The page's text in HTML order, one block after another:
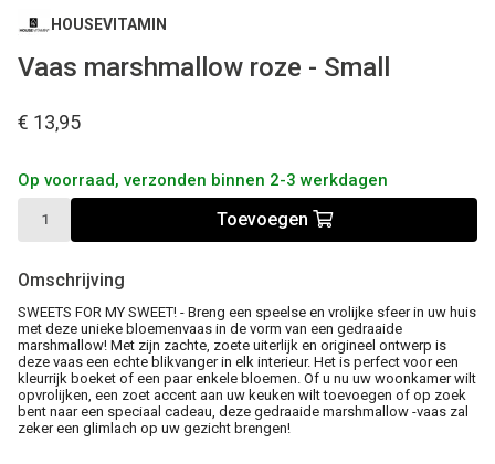
HOUSEVITAMIN
Vaas marshmallow roze - Small
€ 13,95
Op voorraad, verzonden binnen 2-3 werkdagen
Toevoegen
Omschrijving
SWEETS FOR MY SWEET! - Breng een speelse en vrolijke sfeer in uw huis
met deze unieke bloemenvaas in de vorm van een gedraaide
marshmallow! Met zijn zachte, zoete uiterlijk en origineel ontwerp is
deze vaas een echte blikvanger in elk interieur. Het is perfect voor een
kleurrijk boeket of een paar enkele bloemen. Of u nu uw woonkamer wilt
opvrolijken, een zoet accent aan uw keuken wilt toevoegen of op zoek
bent naar een speciaal cadeau, deze gedraaide marshmallow -vaas zal
zeker een glimlach op uw gezicht brengen!